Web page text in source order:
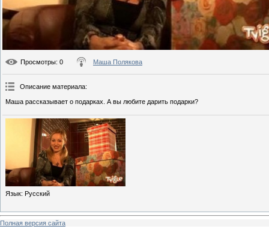
Просмотры: 0 Маша Полякова
Описание материала:
Маша рассказывает о подарках. А вы любите дарить подарки?
Язык: Русский
Полная версия сайта